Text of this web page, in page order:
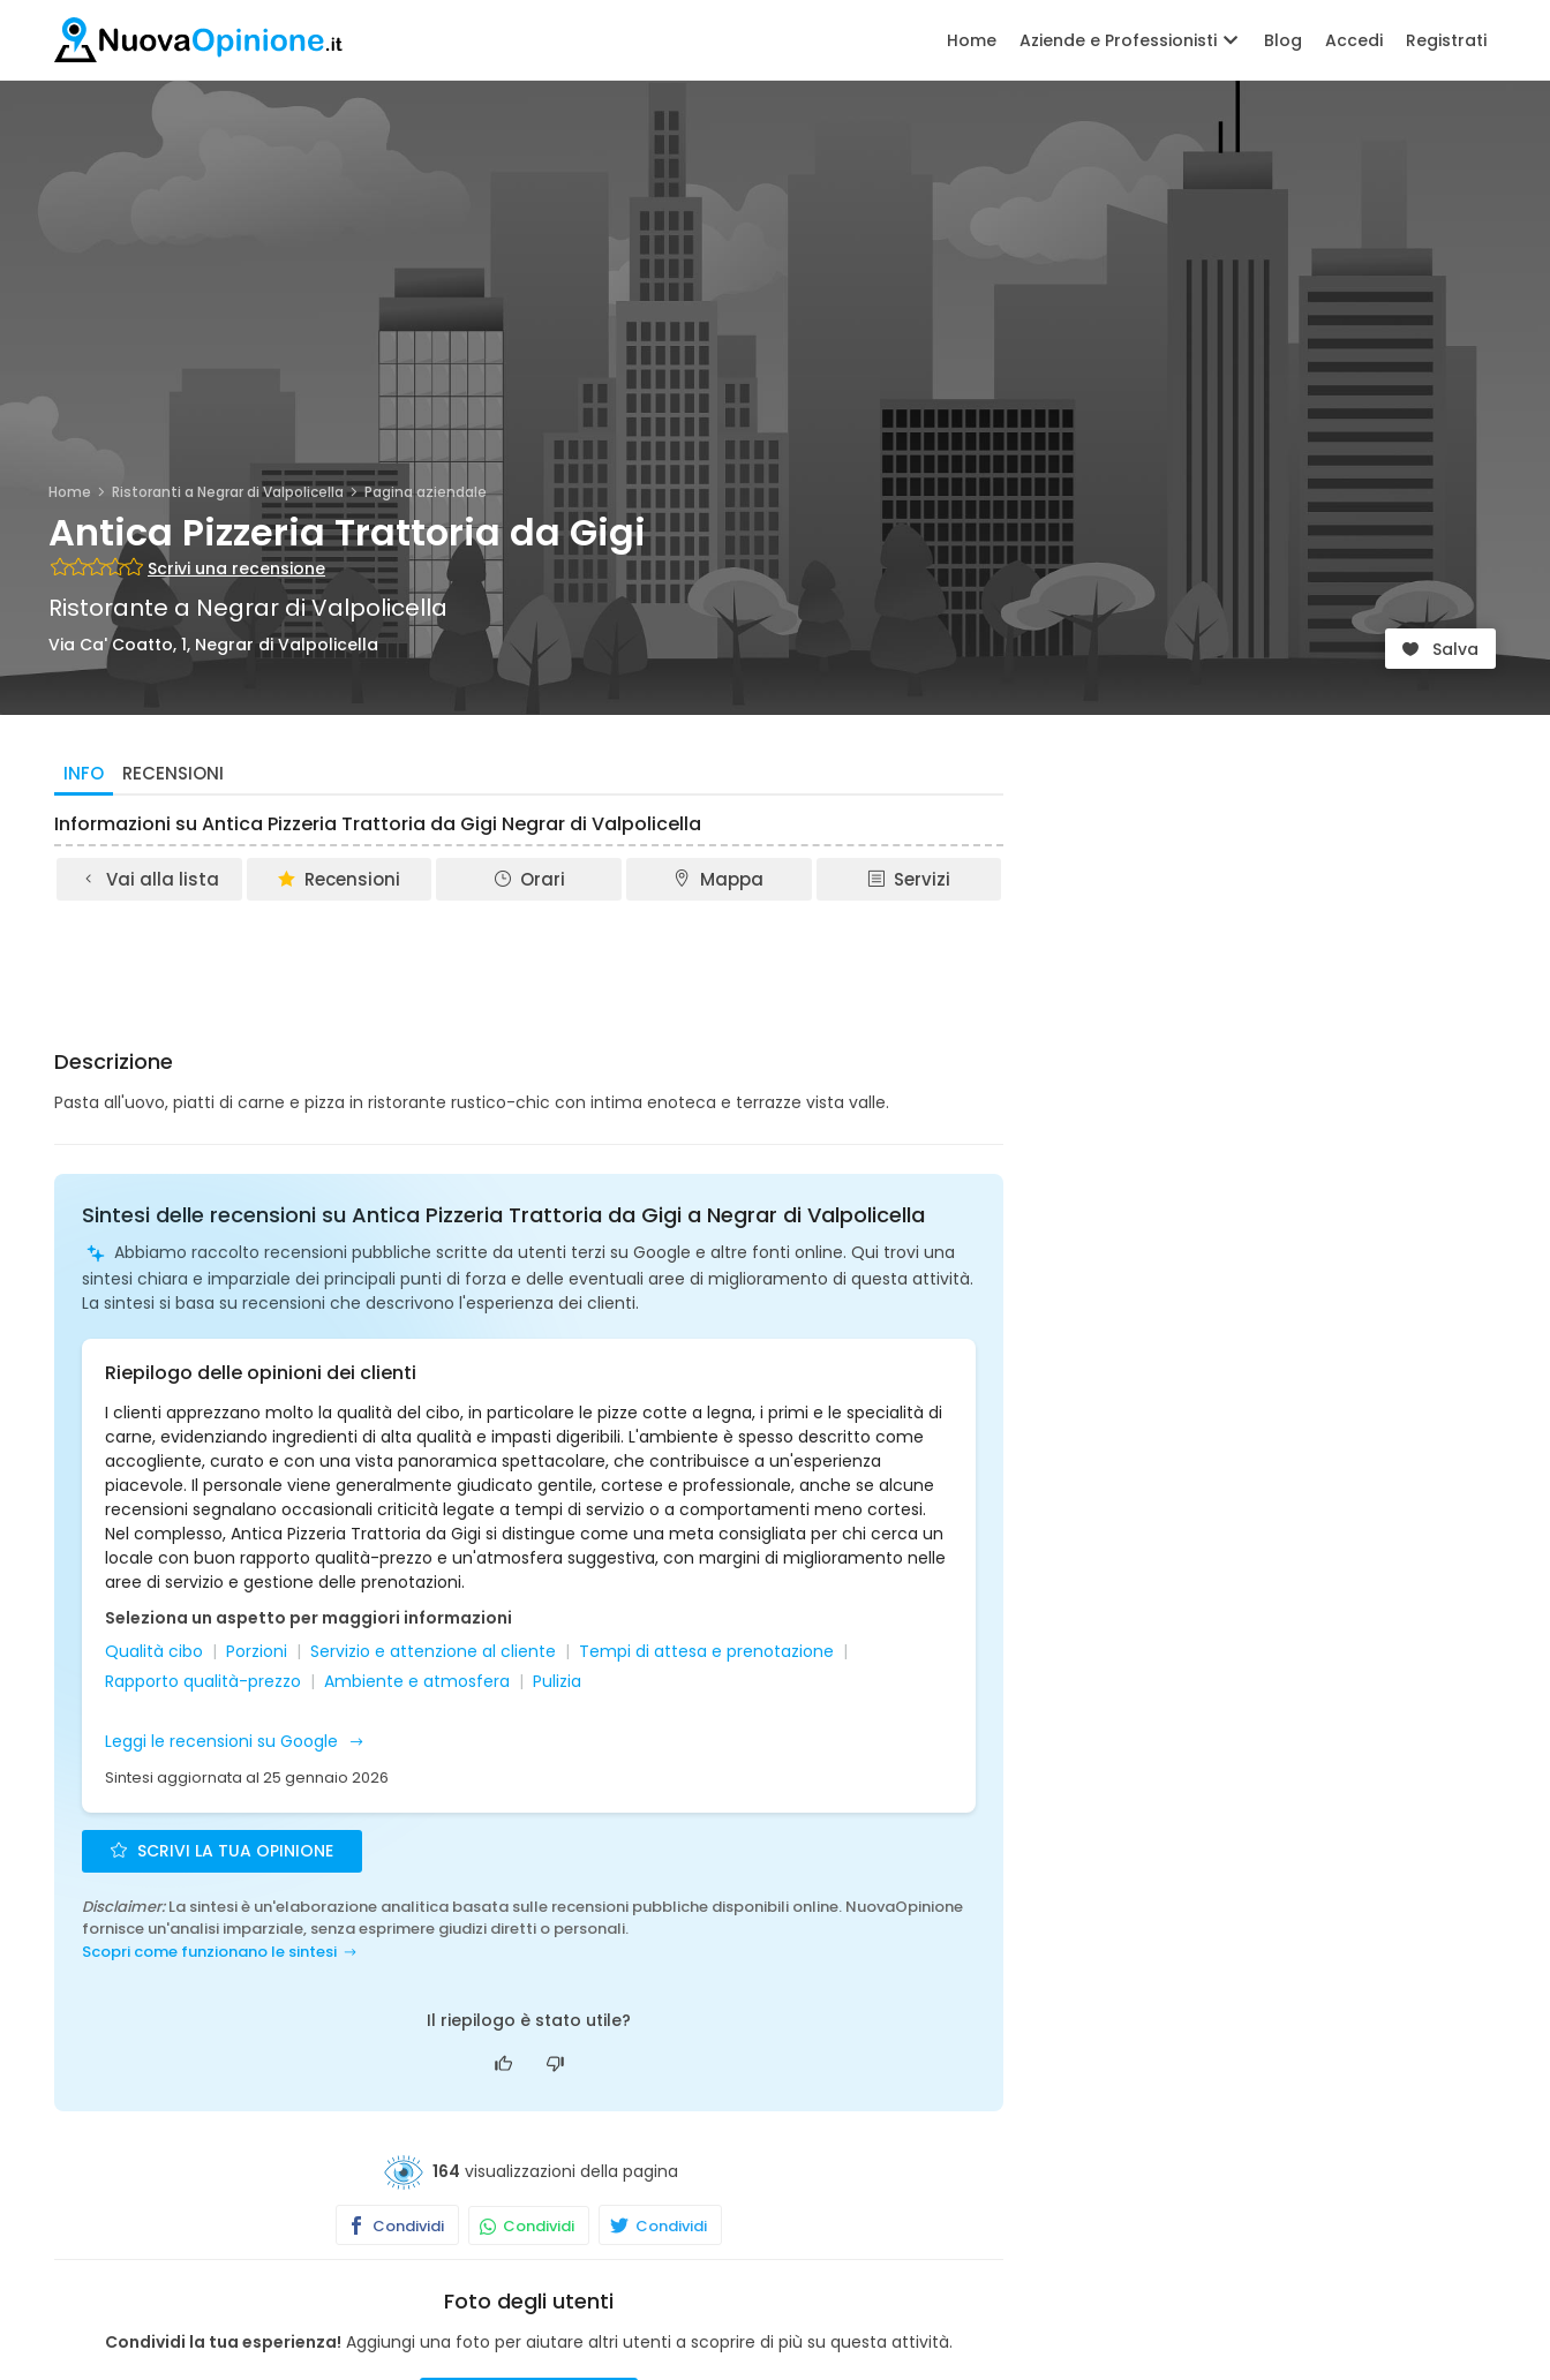
Home Aziende e Professionisti Blog Accedi Registrati
Home Ristoranti a Negrar di Valpolicella Pagina aziendale
Antica Pizzeria Trattoria da Gigi
Scrivi una recensione
Ristorante a Negrar di Valpolicella
Via Ca' Coatto, 1, Negrar di Valpolicella Salva
INFO RECENSIONI
Informazioni su Antica Pizzeria Trattoria da Gigi Negrar di Valpolicella
Vai alla lista Recensioni Orari Mappa Servizi
Descrizione
Pasta all'uovo, piatti di carne e pizza in ristorante rustico-chic con intima enoteca e terrazze vista valle.
Sintesi delle recensioni su Antica Pizzeria Trattoria da Gigi a Negrar di Valpolicella
Abbiamo raccolto recensioni pubbliche scritte da utenti terzi su Google e altre fonti online. Qui trovi una
sintesi chiara e imparziale dei principali punti di forza e delle eventuali aree di miglioramento di questa attività.
La sintesi si basa su recensioni che descrivono l'esperienza dei clienti.
Riepilogo delle opinioni dei clienti
I clienti apprezzano molto la qualità del cibo, in particolare le pizze cotte a legna, i primi e le specialità di
carne, evidenziando ingredienti di alta qualità e impasti digeribili. L'ambiente è spesso descritto come
accogliente, curato e con una vista panoramica spettacolare, che contribuisce a un'esperienza
piacevole. Il personale viene generalmente giudicato gentile, cortese e professionale, anche se alcune
recensioni segnalano occasionali criticità legate a tempi di servizio o a comportamenti meno cortesi.
Nel complesso, Antica Pizzeria Trattoria da Gigi si distingue come una meta consigliata per chi cerca un
locale con buon rapporto qualità-prezzo e un'atmosfera suggestiva, con margini di miglioramento nelle
aree di servizio e gestione delle prenotazioni.
Seleziona un aspetto per maggiori informazioni
Qualità cibo
Porzioni Servizio e attenzione al cliente
Tempi di attesa e prenotazione
Rapporto qualità-prezzo
Ambiente e atmosfera Pulizia
Leggi le recensioni su Google
Sintesi aggiornata al 25 gennaio 2026
SCRIVI LA TUA OPINIONE
Disclaimer:La sintesi è un'elaborazione analitica basata sulle recensioni pubbliche disponibili online. NuovaOpinione
fornisce un'analisi imparziale, senza esprimere giudizi diretti o personali.
Scopri come funzionano le sintesi
Il riepilogo è stato utile?
164 visualizzazioni della pagina
Condividi Condividi Condividi
Foto degli utenti
Condividi la tua esperienza! Aggiungi una foto per aiutare altri utenti a scoprire di più su questa attività.